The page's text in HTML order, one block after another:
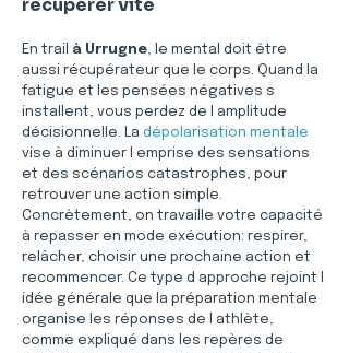
récupérer vite
En trail à Urrugne, le mental doit être
aussi récupérateur que le corps. Quand la
fatigue et les pensées négatives s
installent, vous perdez de l amplitude
décisionnelle. La dépolarisation mentale
vise à diminuer l emprise des sensations
et des scénarios catastrophes, pour
retrouver une action simple.
Concrètement, on travaille votre capacité
à repasser en mode exécution: respirer,
relâcher, choisir une prochaine action et
recommencer. Ce type d approche rejoint l
idée générale que la préparation mentale
organise les réponses de l athlète,
comme expliqué dans les repères de